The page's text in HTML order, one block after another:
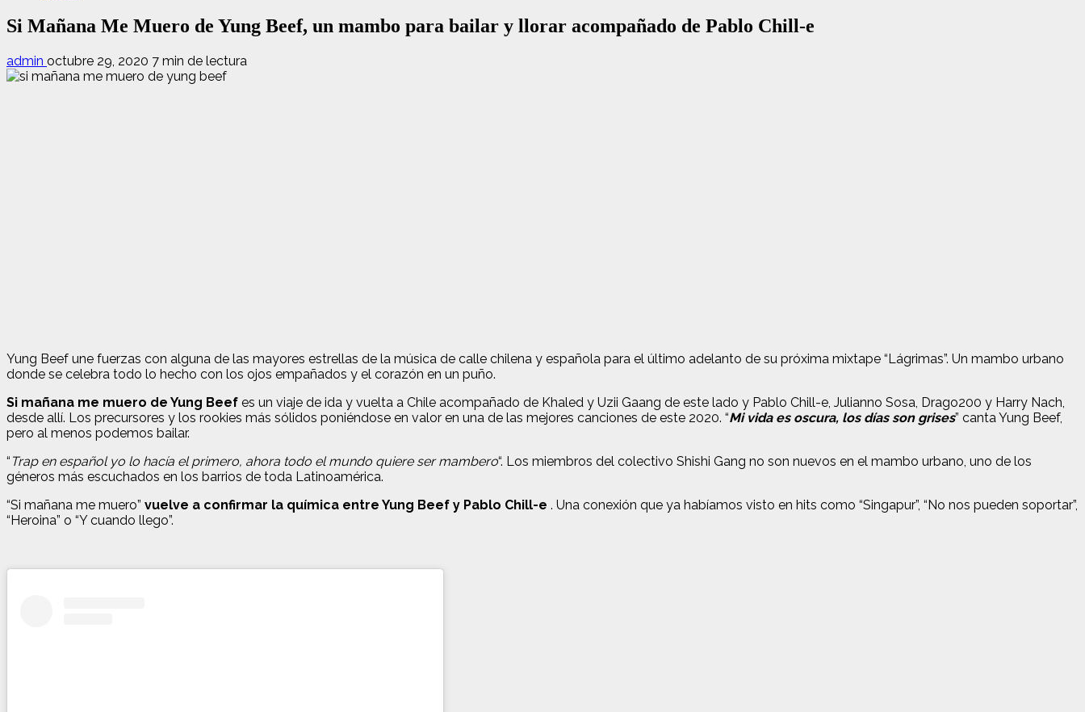
Si Mañana Me Muero de Yung Beef, un mambo para bailar y llorar acompañado de Pablo Chill-e
admin octubre 29, 2020 7 min de lectura
Yung Beef une fuerzas con alguna de las mayores estrellas de la música de calle chilena y española para el último adelanto de su próxima mixtape “Lágrimas”. Un mambo urbano
donde se celebra todo lo hecho con los ojos empañados y el corazón en un puño.
Si mañana me muero de Yung Beef es un viaje de ida y vuelta a Chile acompañado de Khaled y Uzii Gaang de este lado y Pablo Chill-e, Julianno Sosa, Drago200 y Harry Nach,
desde allí. Los precursores y los rookies más sólidos poniéndose en valor en una de las mejores canciones de este 2020. “Mi vida es oscura, los días son grises” canta Yung Beef,
pero al menos podemos bailar.
“ Trap en español yo lo hacía el primero, ahora todo el mundo quiere ser mambero“. Los miembros del colectivo Shishi Gang no son nuevos en el mambo urbano, uno de los
géneros más escuchados en los barrios de toda Latinoamérica.
“Si mañana me muero” vuelve a confirmar la química entre Yung Beef y Pablo Chill-e . Una conexión que ya habíamos visto en hits como “Singapur”, “No nos pueden soportar”,
“Heroina” o “Y cuando llego”.